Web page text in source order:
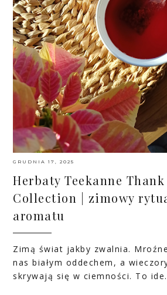
GRUDNIA 17, 2025
Herbaty Teekanne Thank
Collection | zimowy
aromatu
Zimą świat jakby zwalnia.
nas białym oddechem, a
skrywają się w ciemności. To